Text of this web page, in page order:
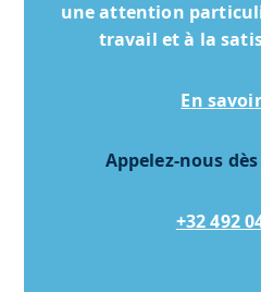
une attention
travail et à la
En
Appelez-nous
+32 492